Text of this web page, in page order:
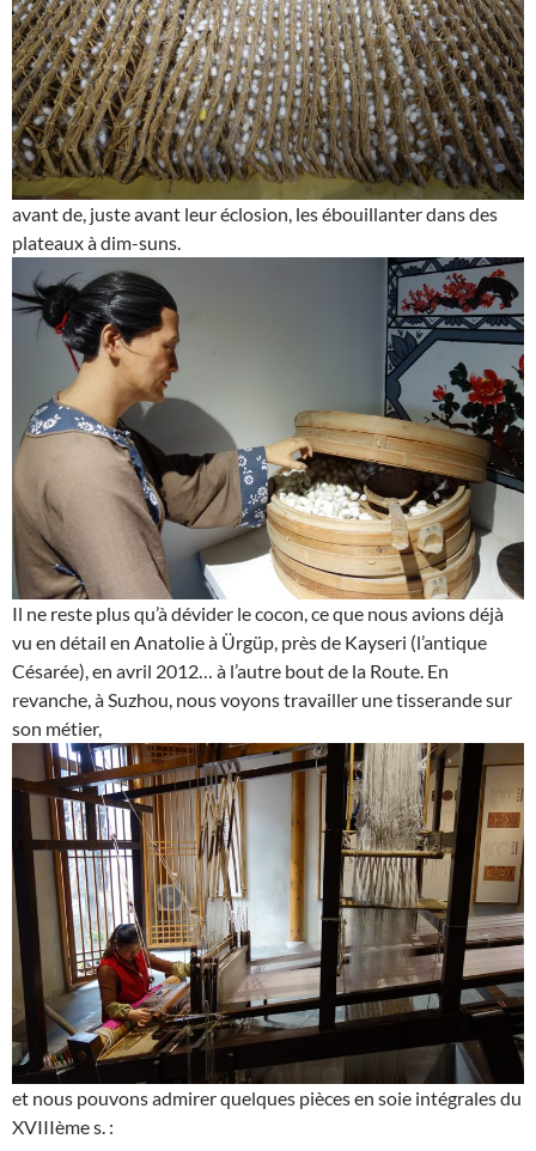
avant de, juste avant leur éclosion, les ébouillanter dans des
plateaux à dim-suns.
Il ne reste plus qu’à dévider le cocon, ce que nous avions déjà
vu en détail en Anatolie à Ürgüp, près de Kayseri (l’antique
Césarée), en avril 2012… à l’autre bout de la Route. En
revanche, à Suzhou, nous voyons travailler une tisserande sur
son métier,
et nous pouvons admirer quelques pièces en soie intégrales du
XVIIIème s. :